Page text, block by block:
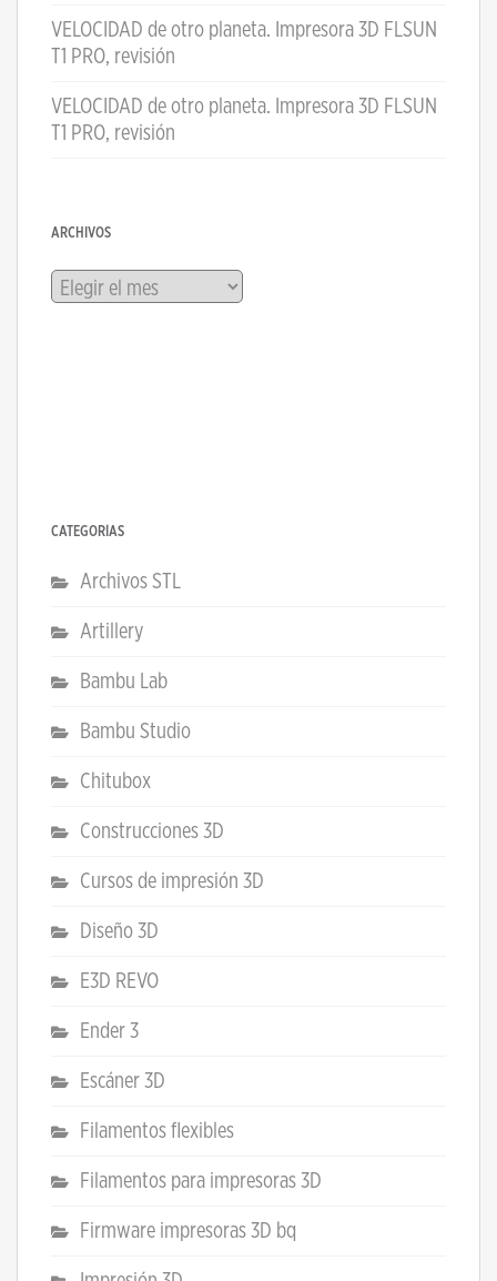
VELOCIDAD de otro planeta. Impresora 3D FLSUN
T1 PRO, revisión
VELOCIDAD de otro planeta. Impresora 3D FLSUN
T1 PRO, revisión
ARCHIVOS
Archivos
CATEGORÍAS
Archivos STL
Artillery
Bambu Lab
Bambu Studio
Chitubox
Construcciones 3D
Cursos de impresión 3D
Diseño 3D
E3D REVO
Ender 3
Escáner 3D
Filamentos flexibles
Filamentos para impresoras 3D
Firmware impresoras 3D bq